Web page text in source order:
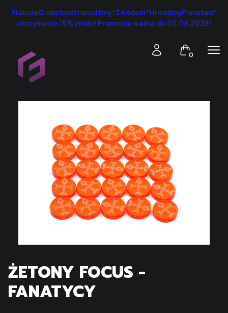
PlanszeO obchodzi urodziny! Z kodem "UrodzinyPlanszeo"
otrzymacie 15% zniżki! Promocja ważna do 03.06.2026!
Zaloguj sięProdukty w
Koszyk
ŻETONY FOCUS -
FANATYCY